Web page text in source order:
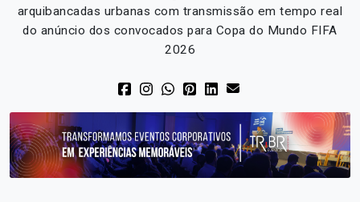
arquibancadas urbanas com transmissão em tempo real
do anúncio dos convocados para Copa do Mundo FIFA
2026